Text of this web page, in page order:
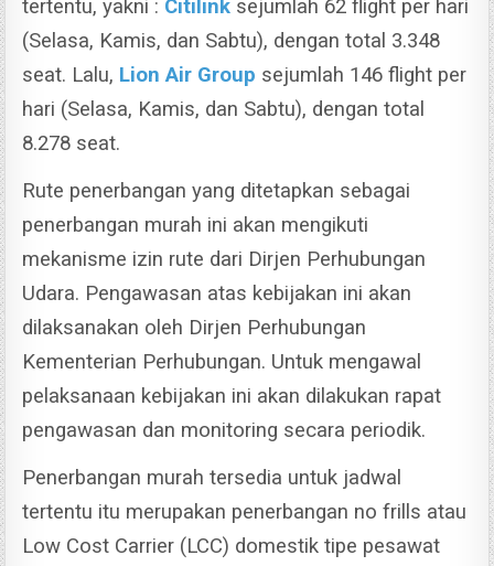
tertentu, yakni : Citilink sejumlah 62 flight per hari
(Selasa, Kamis, dan Sabtu), dengan total 3.348
seat. Lalu, Lion Air Group sejumlah 146 flight per
hari (Selasa, Kamis, dan Sabtu), dengan total
8.278 seat.
Rute penerbangan yang ditetapkan sebagai
penerbangan murah ini akan mengikuti
mekanisme izin rute dari Dirjen Perhubungan
Udara. Pengawasan atas kebijakan ini akan
dilaksanakan oleh Dirjen Perhubungan
Kementerian Perhubungan. Untuk mengawal
pelaksanaan kebijakan ini akan dilakukan rapat
pengawasan dan monitoring secara periodik.
Penerbangan murah tersedia untuk jadwal
tertentu itu merupakan penerbangan no frills atau
Low Cost Carrier (LCC) domestik tipe pesawat